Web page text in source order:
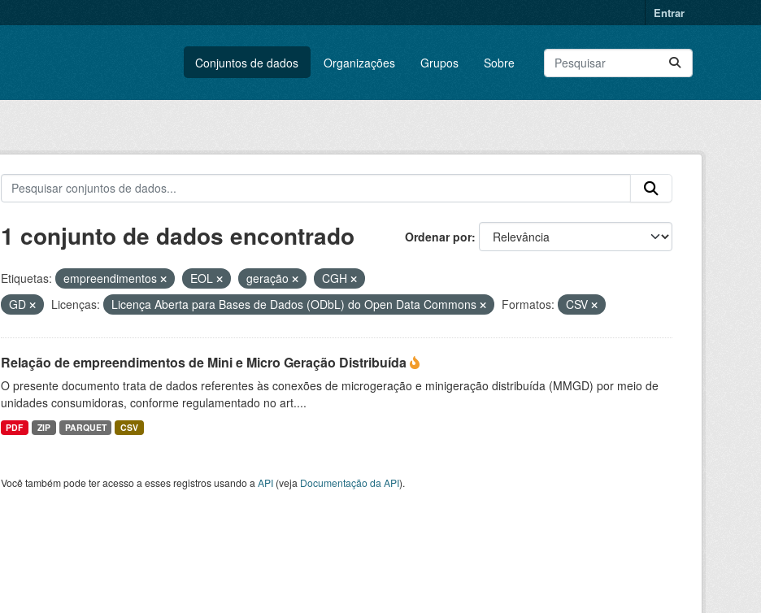
Entrar
Conjuntos de dados Organizações Grupos Sobre
Ordenar por
1 conjunto de dados encontrado
Etiquetas: empreendimentos EOL geração
CGH
GD
Licenças: Licença Aberta para Bases de Dados (ODbL) do Open Data Commons Formatos: CSV
Relação de empreendimentos de Mini e Micro Geração Distribuída
O presente documento trata de dados referentes às conexões de microgeração e minigeração distribuída (MMGD) por meio de
unidades consumidoras, conforme regulamentado no art....
PDF ZIP PARQUET CSV
Você também pode ter acesso a esses registros usando a API(veja Documentação da API).